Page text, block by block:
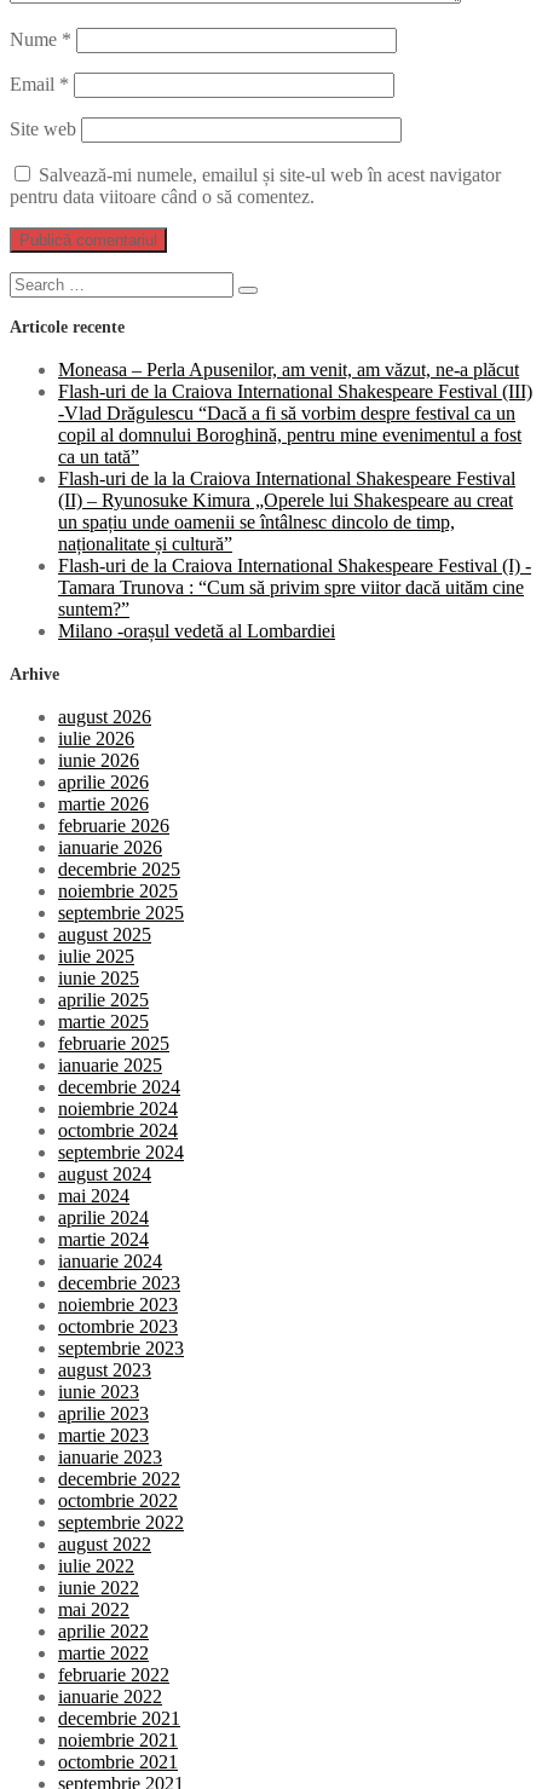
Nume *
Email *
Site web
Salvează-mi numele, emailul și site-ul web în acest navigator
pentru data viitoare când o să comentez.
Search
for:
Search
Articole recente
Moneasa – Perla Apusenilor, am venit, am văzut, ne-a plăcut
Flash-uri de la Craiova International Shakespeare Festival (III)
-Vlad Drăgulescu “Dacă a fi să vorbim despre festival ca un
copil al domnului Boroghină, pentru mine evenimentul a fost
ca un tată”
Flash-uri de la la Craiova International Shakespeare Festival
(II) – Ryunosuke Kimura „Operele lui Shakespeare au creat
un spațiu unde oamenii se întâlnesc dincolo de timp,
naționalitate și cultură”
Flash-uri de la Craiova International Shakespeare Festival (I) -
Tamara Trunova : “Cum să privim spre viitor dacă uităm cine
suntem?”
Milano -orașul vedetă al Lombardiei
Arhive
august 2026
iulie 2026
iunie 2026
aprilie 2026
martie 2026
februarie 2026
ianuarie 2026
decembrie 2025
noiembrie 2025
septembrie 2025
august 2025
iulie 2025
iunie 2025
aprilie 2025
martie 2025
februarie 2025
ianuarie 2025
decembrie 2024
noiembrie 2024
octombrie 2024
septembrie 2024
august 2024
mai 2024
aprilie 2024
martie 2024
ianuarie 2024
decembrie 2023
noiembrie 2023
octombrie 2023
septembrie 2023
august 2023
iunie 2023
aprilie 2023
martie 2023
ianuarie 2023
decembrie 2022
octombrie 2022
septembrie 2022
august 2022
iulie 2022
iunie 2022
mai 2022
aprilie 2022
martie 2022
februarie 2022
ianuarie 2022
decembrie 2021
noiembrie 2021
octombrie 2021
septembrie 2021